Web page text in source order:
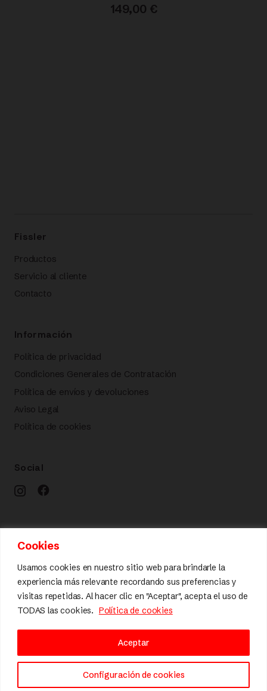
Cookies
Usamos cookies en nuestro sitio web para brindarle la
experiencia más relevante recordando sus preferencias y
visitas repetidas. Al hacer clic en "Aceptar", acepta el uso de
TODAS las cookies. Política de cookies
Configuración de cookies
Aceptar
149,00 €
Fissler
Productos
Servicio al cliente
Contacto
Información
Política de privacidad
Condiciones Generales de Contratación
Política de envíos y devoluciones
Aviso Legal
Política de cookies
Social